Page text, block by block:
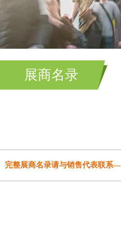
展商名录
完整展商名录请与销售代表联系---